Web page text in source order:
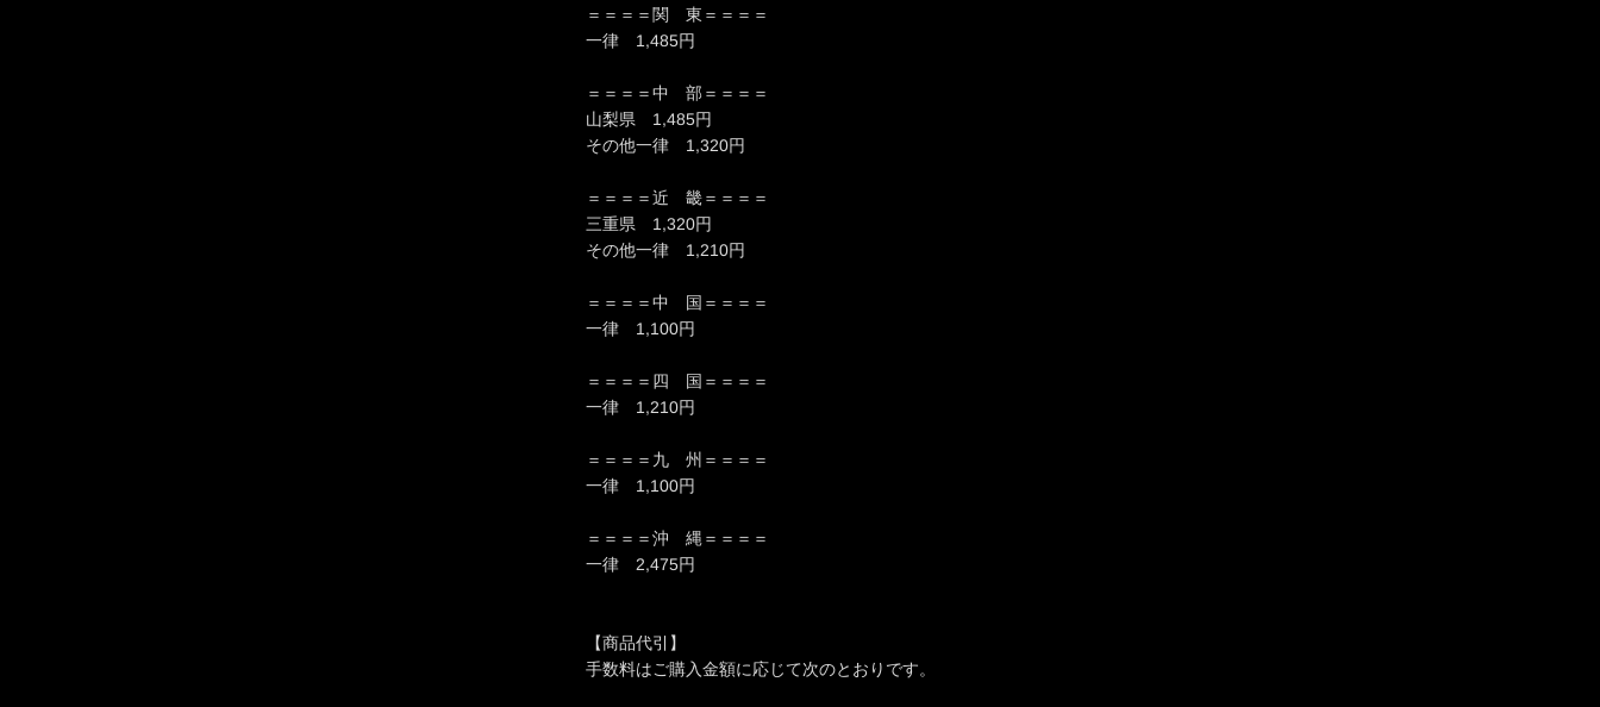
＝＝＝＝関 東＝＝＝＝
一律 1,485円
＝＝＝＝中 部＝＝＝＝
山梨県 1,485円
その他一律 1,320円
＝＝＝＝近 畿＝＝＝＝
三重県 1,320円
その他一律 1,210円
＝＝＝＝中 国＝＝＝＝
一律 1,100円
＝＝＝＝四 国＝＝＝＝
一律 1,210円
＝＝＝＝九 州＝＝＝＝
一律 1,100円
＝＝＝＝沖 縄＝＝＝＝
一律 2,475円
【商品代引】
手数料はご購入金額に応じて次のとおりです。